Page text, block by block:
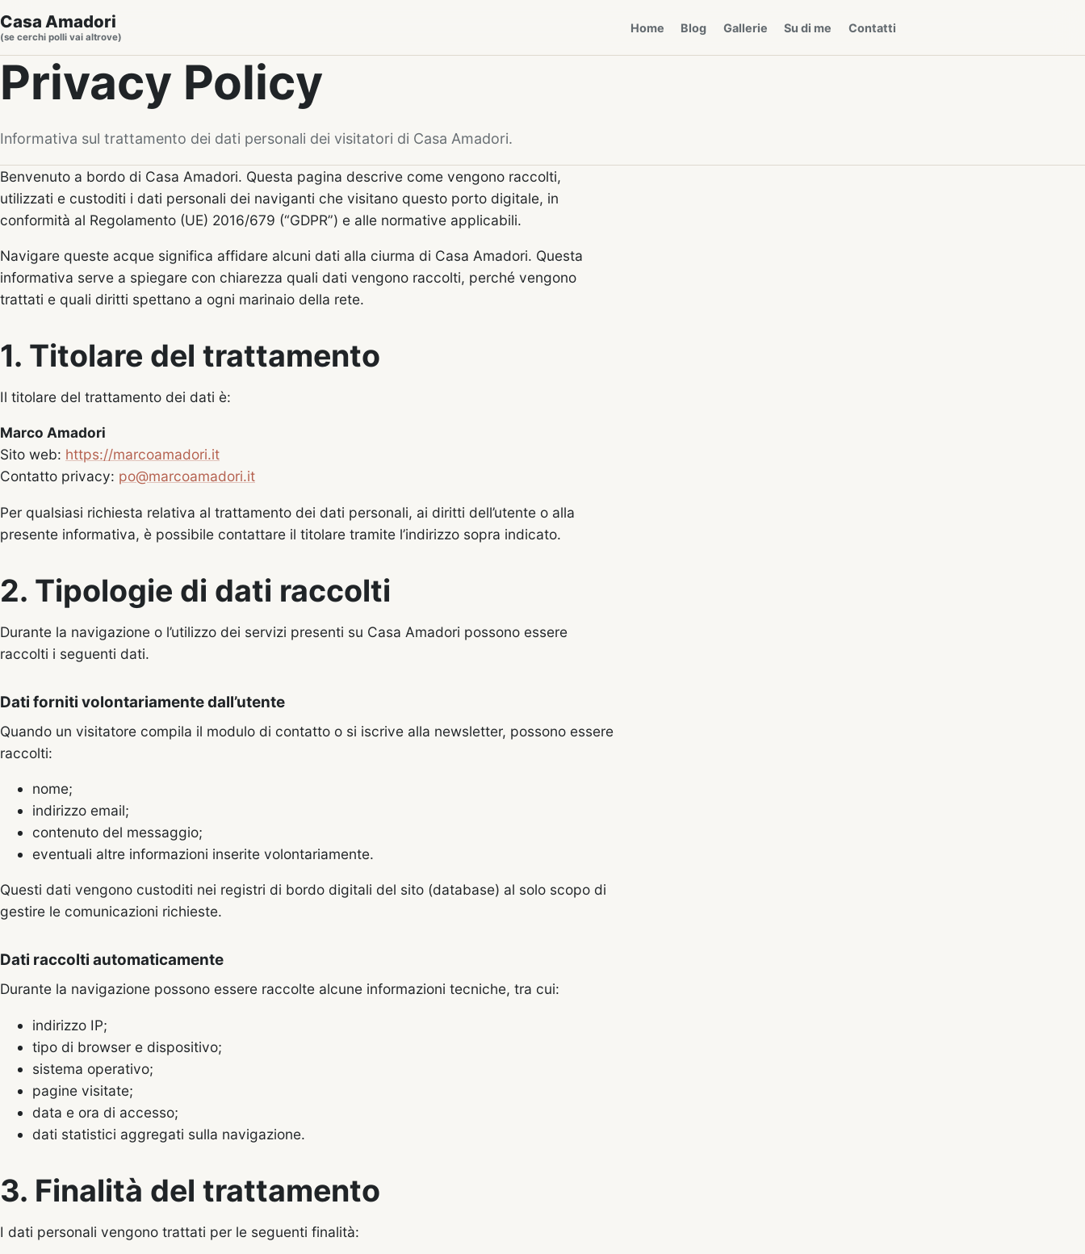
Casa Amadori
(se cerchi polli vai altrove)
Home Blog Gallerie Su di me Contatti
Privacy Policy
Informativa sul trattamento dei dati personali dei visitatori di Casa Amadori.
Benvenuto a bordo di Casa Amadori. Questa pagina descrive come vengono raccolti,
utilizzati e custoditi i dati personali dei naviganti che visitano questo porto digitale, in
conformità al Regolamento (UE) 2016/679 (“GDPR”) e alle normative applicabili.
Navigare queste acque significa affidare alcuni dati alla ciurma di Casa Amadori. Questa
informativa serve a spiegare con chiarezza quali dati vengono raccolti, perché vengono
trattati e quali diritti spettano a ogni marinaio della rete.
1. Titolare del trattamento
Il titolare del trattamento dei dati è:
Marco Amadori
Sito web: https://marcoamadori.it
Contatto privacy: po@marcoamadori.it
Per qualsiasi richiesta relativa al trattamento dei dati personali, ai diritti dell’utente o alla
presente informativa, è possibile contattare il titolare tramite l’indirizzo sopra indicato.
2. Tipologie di dati raccolti
Durante la navigazione o l’utilizzo dei servizi presenti su Casa Amadori possono essere
raccolti i seguenti dati.
Dati forniti volontariamente dall’utente
Quando un visitatore compila il modulo di contatto o si iscrive alla newsletter, possono essere
raccolti:
nome;
indirizzo email;
contenuto del messaggio;
eventuali altre informazioni inserite volontariamente.
Questi dati vengono custoditi nei registri di bordo digitali del sito (database) al solo scopo di
gestire le comunicazioni richieste.
Dati raccolti automaticamente
Durante la navigazione possono essere raccolte alcune informazioni tecniche, tra cui:
indirizzo IP;
tipo di browser e dispositivo;
sistema operativo;
pagine visitate;
data e ora di accesso;
dati statistici aggregati sulla navigazione.
3. Finalità del trattamento
I dati personali vengono trattati per le seguenti finalità: